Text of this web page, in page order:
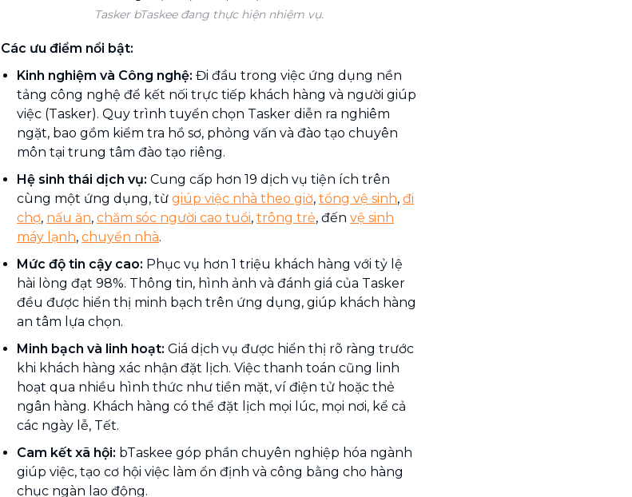
Tasker bTaskee đang thực hiện nhiệm vụ.
Các ưu điểm nổi bật:
Kinh nghiệm và Công nghệ: Đi đầu trong việc ứng dụng nền
tảng công nghệ để kết nối trực tiếp khách hàng và người giúp
việc (Tasker). Quy trình tuyển chọn Tasker diễn ra nghiêm
ngặt, bao gồm kiểm tra hồ sơ, phỏng vấn và đào tạo chuyên
môn tại trung tâm đào tạo riêng.
Hệ sinh thái dịch vụ: Cung cấp hơn 19 dịch vụ tiện ích trên
cùng một ứng dụng, từ giúp việc nhà theo giờ, tổng vệ sinh, đi
chợ, nấu ăn, chăm sóc người cao tuổi, trông trẻ, đến vệ sinh
máy lạnh, chuyển nhà.
Mức độ tin cậy cao: Phục vụ hơn 1 triệu khách hàng với tỷ lệ
hài lòng đạt 98%. Thông tin, hình ảnh và đánh giá của Tasker
đều được hiển thị minh bạch trên ứng dụng, giúp khách hàng
an tâm lựa chọn.
Minh bạch và linh hoạt: Giá dịch vụ được hiển thị rõ ràng trước
khi khách hàng xác nhận đặt lịch. Việc thanh toán cũng linh
hoạt qua nhiều hình thức như tiền mặt, ví điện tử hoặc thẻ
ngân hàng. Khách hàng có thể đặt lịch mọi lúc, mọi nơi, kể cả
các ngày lễ, Tết.
Cam kết xã hội: bTaskee góp phần chuyên nghiệp hóa ngành
giúp việc, tạo cơ hội việc làm ổn định và công bằng cho hàng
chục ngàn lao động.